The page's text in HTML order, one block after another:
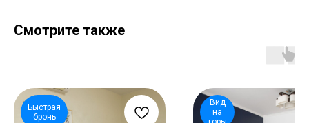
Смотрите также
Быстрая
бронь
Вид
на